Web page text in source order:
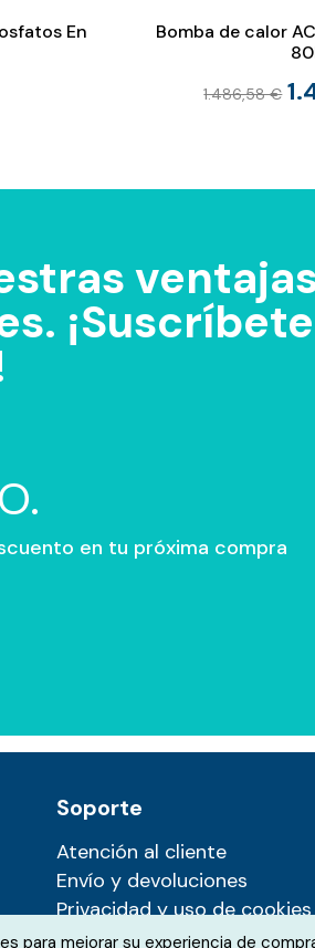
En
Bomba de calor
1.486,58 €
en tu próxima compra
Soporte
Atención al cliente
Envío y devoluciones
Privacidad y uso de cookies
para mejorar su experiencia de